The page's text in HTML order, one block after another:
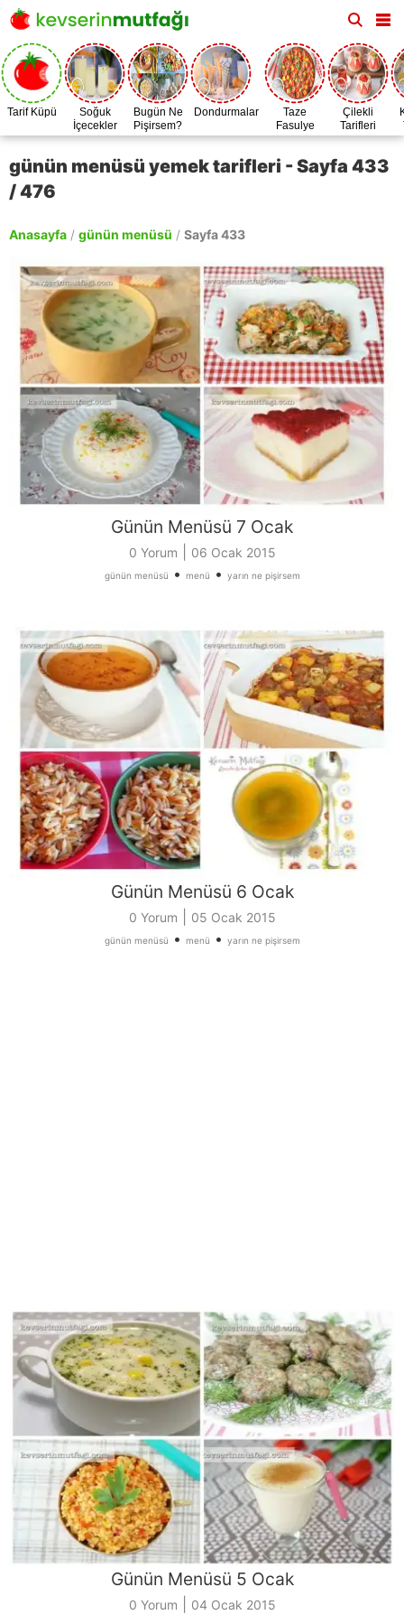
Tarif Küpü
Soğuk
İçecekler
Bugün Ne
Pişirsem?
Dondurmalar
Taze
Fasulye
Zamanı
Çilekli
Tarifleri
günün menüsü yemek tarifleri - Sayfa 433
/ 476
Anasayfa / günün menüsü / Sayfa 433
Günün Menüsü 7 Ocak
0 Yorum 06 Ocak 2015
günün menüsü • menü • yarın ne pişirsem
Günün Menüsü 6 Ocak
0 Yorum 05 Ocak 2015
günün menüsü • menü • yarın ne pişirsem
Günün Menüsü 5 Ocak
0 Yorum 04 Ocak 2015